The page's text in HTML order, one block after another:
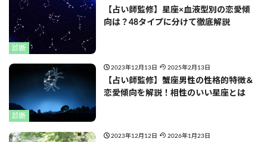
診断
【占い師監修】星座×血液型別の恋愛傾
向は？48タイプに分けて徹底解説
診断
2023年12月13日 2025年2月13日
【占い師監修】蟹座男性の性格的特徴＆
恋愛傾向を解説！相性のいい星座とは
2023年12月12日 2026年1月23日